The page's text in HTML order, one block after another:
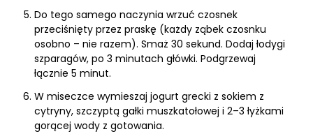
Do tego samego naczynia wrzuć czosnek
przeciśnięty przez praskę (każdy ząbek czosnku
osobno – nie razem). Smaż 30 sekund. Dodaj łodygi
szparagów, po 3 minutach główki. Podgrzewaj
łącznie 5 minut.
W miseczce wymieszaj jogurt grecki z sokiem z
cytryny, szczyptą gałki muszkatołowej i 2–3 łyżkami
gorącej wody z gotowania.